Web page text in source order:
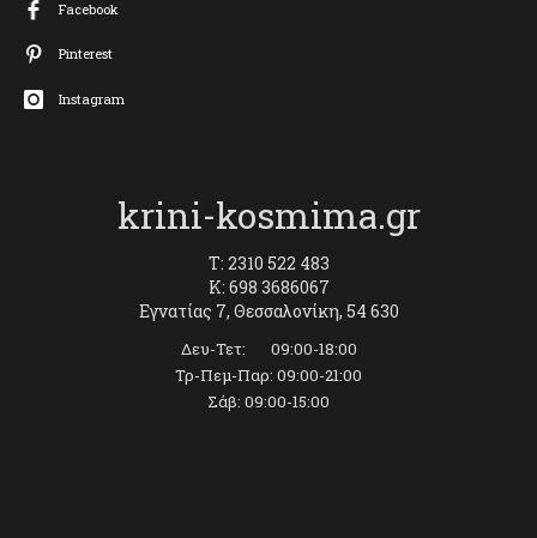
Facebook
Pinterest
Instagram
krini-kosmima.gr
T: 2310 522 483
K: 698 3686067
Εγνατίας 7, Θεσσαλονίκη, 54 630
Δευ-Τετ: 09:00-18:00
Τρ-Πεμ-Παρ: 09:00-21:00
Σάβ: 09:00-15:00